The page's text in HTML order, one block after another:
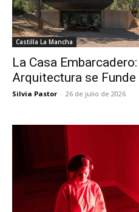
Castilla La Mancha
La Casa
Arquitectura se
Silvia Pastor - 26 de julio de 2026